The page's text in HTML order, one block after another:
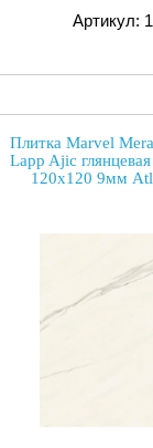
Артикул:
Плитка Marvel
Lapp Ajic
120x120 9мм